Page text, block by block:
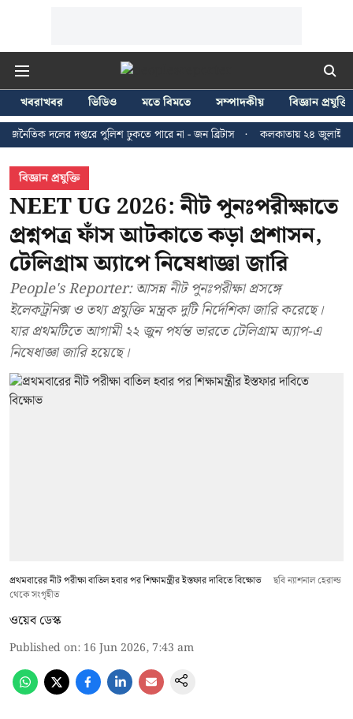
খবরাখবর ভিডিও মতে বিমতে সম্পাদকীয়
বিজ্ঞান প্রযুক্তি
দপ্তরে পুলিশ ঢুকতে পারে না - জন ব্রিটাস
কলকাতায় ২৪ জুলাইয়ের মিছিলে
বিজ্ঞান প্রযুক্তি
NEET UG 2026: নীট পুনঃপরীক্ষাতে
প্রশ্নপত্র ফাঁস আটকাতে কড়া প্রশাসন,
টেলিগ্রাম অ্যাপে নিষেধাজ্ঞা জারি
People's Reporter: আসন্ন নীট পুনঃপরীক্ষা প্রসঙ্গে
ইলেকট্রনিক্স ও তথ্য প্রযুক্তি মন্ত্রক দুটি নির্দেশিকা জারি করেছে।
যার প্রথমটিতে আগামী ২২ জুন পর্যন্ত ভারতে টেলিগ্রাম অ্যাপ-এ
নিষেধাজ্ঞা জারি হয়েছে।
প্রথমবারের নীট পরীক্ষা বাতিল হবার পর শিক্ষামন্ত্রীর ইস্তফার দাবিতে বিক্ষোভ
ছবি ন্যাশনাল হেরাল্ড
থেকে সংগৃহীত
ওয়েব ডেস্ক
Published on: 16 Jun 2026, 7:43 am